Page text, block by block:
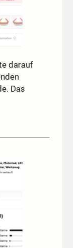
darauf
Das